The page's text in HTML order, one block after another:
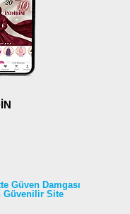
Güven Damgası
Güvenilir Site